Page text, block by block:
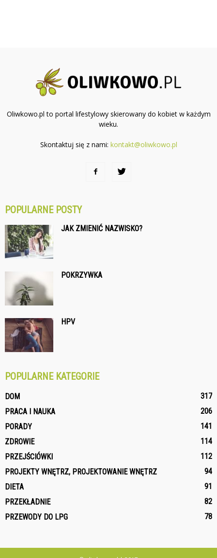
Oliwkowo.pl to portal lifestylowy skierowany do kobiet w każdym
wieku.
Skontaktuj się z nami: kontakt@oliwkowo.pl
POPULARNE POSTY
JAK ZMIENIĆ NAZWISKO?
POKRZYWKA
HPV
POPULARNE KATEGORIE
DOM
317
PRACA I NAUKA
206
PORADY
141
ZDROWIE
114
PRZEJŚCIÓWKI
112
PROJEKTY WNĘTRZ, PROJEKTOWANIE WNĘTRZ
94
DIETA
91
PRZEKŁADNIE
82
PRZEWODY DO LPG
78